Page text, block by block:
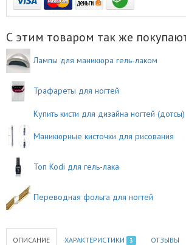
С этим товаром так же
Лампы для маникюра гель-лаком
Трафареты для ногтей
Купить кисти для дизайна ногтей (дотсы)
Маникюрные кисточки для рисования
Топ Kodi для гель-лака
Переводная фольга для ногтей
ОПИСАНИЕ ХАРАКТЕРИСТИКИ 3 ОТЗЫВЫ